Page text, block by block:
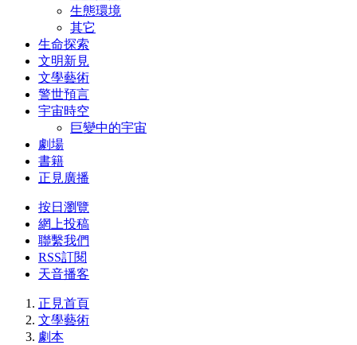
生態環境
其它
生命探索
文明新見
文學藝術
警世預言
宇宙時空
巨變中的宇宙
劇場
書籍
正見廣播
按日瀏覽
網上投稿
聯繫我們
RSS訂閱
天音播客
正見首頁
文學藝術
劇本